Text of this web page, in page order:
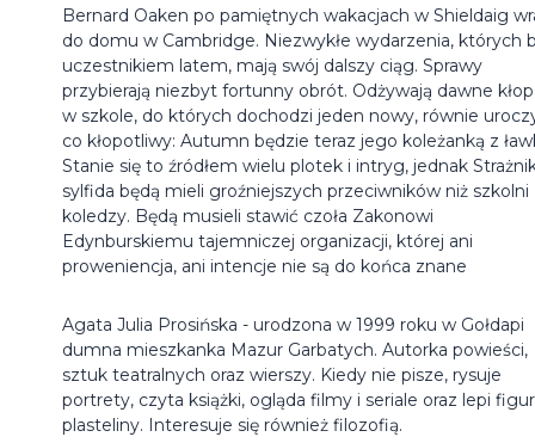
Bernard Oaken po pamiętnych wakacjach w Shieldaig
do domu w Cambridge. Niezwykłe wydarzenia, których
uczestnikiem latem, mają swój dalszy ciąg. Sprawy
przybierają niezbyt fortunny obrót. Odżywają dawne
w szkole, do których dochodzi jeden nowy, równie
co kłopotliwy: Autumn będzie teraz jego koleżanką z
Stanie się to źródłem wielu plotek i intryg, jednak
sylfida będą mieli groźniejszych przeciwników niż szkolni
koledzy. Będą musieli stawić czoła Zakonowi
Edynburskiemu tajemniczej organizacji, której ani
proweniencja, ani intencje nie są do końca znane
Agata Julia Prosińska - urodzona w 1999 roku w Gołdapi
dumna mieszkanka Mazur Garbatych. Autorka powieści,
sztuk teatralnych oraz wierszy. Kiedy nie pisze, rysuje
portrety, czyta książki, ogląda filmy i seriale oraz lepi
plasteliny. Interesuje się również filozofią.